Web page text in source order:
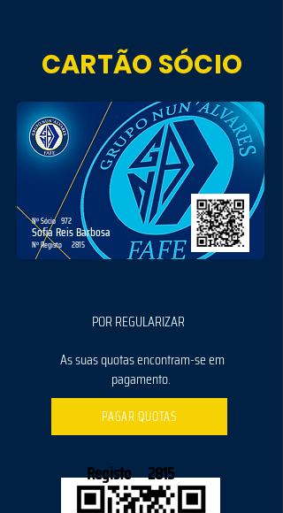
CARTÃO SÓCIO
972
Nº Sócio
Sofia Reis Barbosa
2815
Nº Registo
POR REGULARIZAR
As suas quotas encontram-se em
pagamento.
PAGAR QUOTAS
Registo 2815